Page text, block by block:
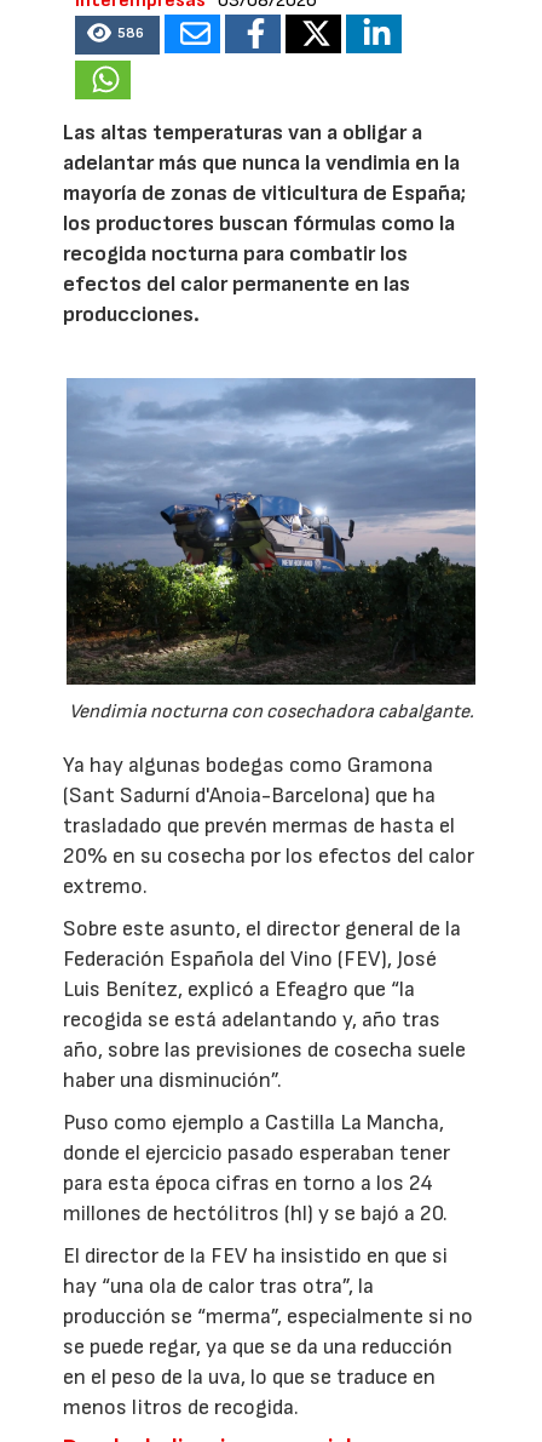
586
Las altas temperaturas van a obligar a
adelantar más que nunca la vendimia en la
mayoría de zonas de viticultura de España;
los productores buscan fórmulas como la
recogida nocturna para combatir los
efectos del calor permanente en las
producciones.
Vendimia nocturna con cosechadora cabalgante.
Ya hay algunas bodegas como Gramona
(Sant Sadurní d'Anoia-Barcelona) que ha
trasladado que prevén mermas de hasta el
20% en su cosecha por los efectos del calor
extremo.
Sobre este asunto, el director general de la
Federación Española del Vino (FEV), José
Luis Benítez, explicó a Efeagro que “la
recogida se está adelantando y, año tras
año, sobre las previsiones de cosecha suele
haber una disminución”.
Puso como ejemplo a Castilla La Mancha,
donde el ejercicio pasado esperaban tener
para esta época cifras en torno a los 24
millones de hectólitros (hl) y se bajó a 20.
El director de la FEV ha insistido en que si
hay “una ola de calor tras otra”, la
producción se “merma”, especialmente si no
se puede regar, ya que se da una reducción
en el peso de la uva, lo que se traduce en
menos litros de recogida.